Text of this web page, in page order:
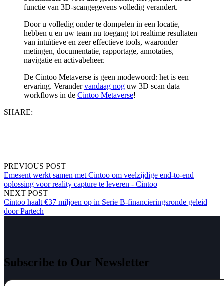
functie van 3D-scangegevens volledig verandert.
Door u volledig onder te dompelen in een locatie,
hebben u en uw team nu toegang tot realtime resultaten
van intuïtieve en zeer effectieve tools, waaronder
metingen, documentatie, rapportage, annotaties,
navigatie en activabeheer.
De Cintoo Metaverse is geen modewoord: het is een
ervaring. Verandervandaag nog uw 3D scan data
workflows in de Cintoo Metaverse!
SHARE:
PREVIOUS POST
Emesent werkt samen met Cintoo om veelzijdige end-to-end
oplossing voor reality capture te leveren - Cintoo
NEXT POST
Cintoo haalt €37 miljoen op in Serie B-financieringsronde geleid
door Partech
Subscribe to Our Newsletter